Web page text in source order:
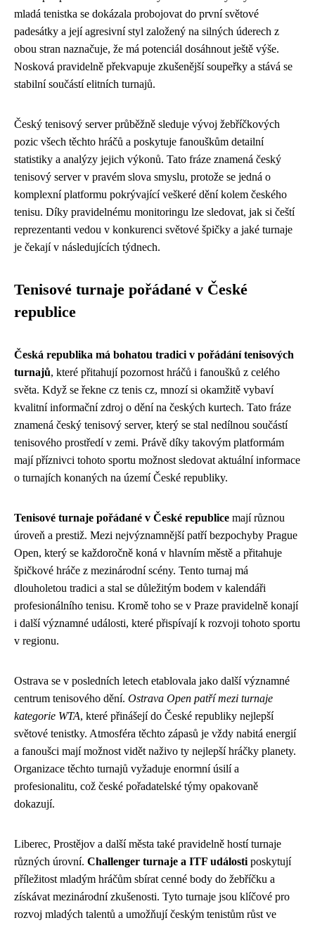
mladá tenistka se dokázala probojovat do první světové
padesátky a její agresivní styl založený na silných úderech z
obou stran naznačuje, že má potenciál dosáhnout ještě výše.
Nosková pravidelně překvapuje zkušenější soupeřky a stává se
stabilní součástí elitních turnajů.
Český tenisový server průběžně sleduje vývoj žebříčkových
pozic všech těchto hráčů a poskytuje fanouškům detailní
statistiky a analýzy jejich výkonů. Tato fráze znamená český
tenisový server v pravém slova smyslu, protože se jedná o
komplexní platformu pokrývající veškeré dění kolem českého
tenisu. Díky pravidelnému monitoringu lze sledovat, jak si čeští
reprezentanti vedou v konkurenci světové špičky a jaké turnaje
je čekají v následujících týdnech.
Tenisové turnaje pořádané v České
republice
Česká republika má bohatou tradici v pořádání tenisových
turnajů, které přitahují pozornost hráčů i fanoušků z celého
světa. Když se řekne cz tenis cz, mnozí si okamžitě vybaví
kvalitní informační zdroj o dění na českých kurtech. Tato fráze
znamená český tenisový server, který se stal nedílnou součástí
tenisového prostředí v zemi. Právě díky takovým platformám
mají příznivci tohoto sportu možnost sledovat aktuální informace
o turnajích konaných na území České republiky.
Tenisové turnaje pořádané v České republice mají různou
úroveň a prestiž. Mezi nejvýznamnější patří bezpochyby Prague
Open, který se každoročně koná v hlavním městě a přitahuje
špičkové hráče z mezinárodní scény. Tento turnaj má
dlouholetou tradici a stal se důležitým bodem v kalendáři
profesionálního tenisu. Kromě toho se v Praze pravidelně konají
i další významné události, které přispívají k rozvoji tohoto sportu
v regionu.
Ostrava se v posledních letech etablovala jako další významné
centrum tenisového dění. Ostrava Open patří mezi turnaje
kategorie WTA, které přinášejí do České republiky nejlepší
světové tenistky. Atmosféra těchto zápasů je vždy nabitá energií
a fanoušci mají možnost vidět naživo ty nejlepší hráčky planety.
Organizace těchto turnajů vyžaduje enormní úsilí a
profesionalitu, což české pořadatelské týmy opakovaně
dokazují.
Liberec, Prostějov a další města také pravidelně hostí turnaje
různých úrovní. Challenger turnaje a ITF události poskytují
příležitost mladým hráčům sbírat cenné body do žebříčku a
získávat mezinárodní zkušenosti. Tyto turnaje jsou klíčové pro
rozvoj mladých talentů a umožňují českým tenistům růst ve